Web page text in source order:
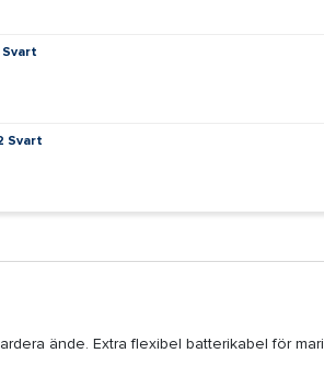
Svart
ände. Extra flexibel batterikabel för